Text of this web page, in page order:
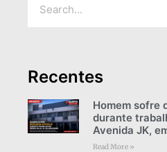
Recentes
Homem sofre
durante
Avenida JK,
Read More »